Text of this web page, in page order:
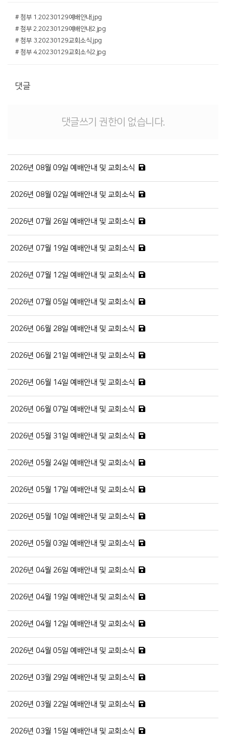
# 첨부 1.20230129예배안내.jpg
# 첨부 2.20230129예배안내2.jpg
# 첨부 3.20230129교회소식.jpg
# 첨부 4.20230129교회소식2.jpg
댓글
댓글쓰기 권한이 없습니다.
2026년 08월 09일 예배안내 및 교회소식
2026년 08월 02일 예배안내 및 교회소식
2026년 07월 26일 예배안내 및 교회소식
2026년 07월 19일 예배안내 및 교회소식
2026년 07월 12일 예배안내 및 교회소식
2026년 07월 05일 예배안내 및 교회소식
2026년 06월 28일 예배안내 및 교회소식
2026년 06월 21일 예배안내 및 교회소식
2026년 06월 14일 예배안내 및 교회소식
2026년 06월 07일 예배안내 및 교회소식
2026년 05월 31일 예배안내 및 교회소식
2026년 05월 24일 예배안내 및 교회소식
2026년 05월 17일 예배안내 및 교회소식
2026년 05월 10일 예배안내 및 교회소식
2026년 05월 03일 예배안내 및 교회소식
2026년 04월 26일 예배안내 및 교회소식
2026년 04월 19일 예배안내 및 교회소식
2026년 04월 12일 예배안내 및 교회소식
2026년 04월 05일 예배안내 및 교회소식
2026년 03월 29일 예배안내 및 교회소식
2026년 03월 22일 예배안내 및 교회소식
2026년 03월 15일 예배안내 및 교회소식